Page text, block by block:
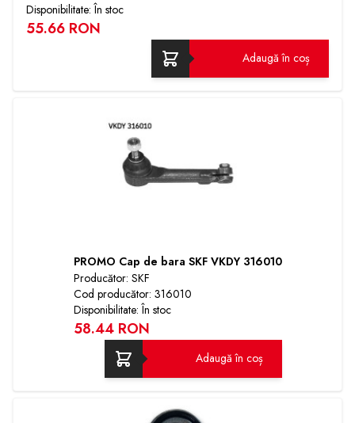
Disponibilitate: În stoc
55.66 RON
Adaugă în coș
PROMO Cap de bara SKF VKDY 316010
Producător: SKF
Cod producător: 316010
Disponibilitate: În stoc
58.44 RON
Adaugă în coș